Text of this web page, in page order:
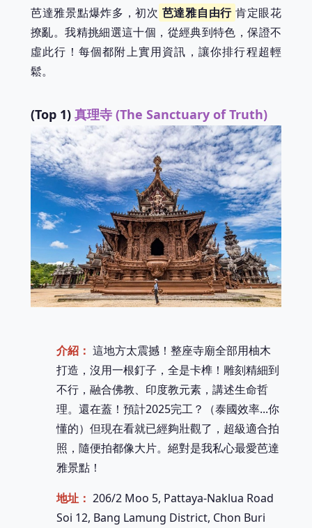
芭達雅景點爆炸多，初次 芭達雅自由行 肯定眼花
撩亂。我精挑細選這十個，從經典到特色，保證不
虛此行！每個都附上實用資訊，讓你排行程超輕
鬆。
(Top 1) 真理寺 (The Sanctuary of Truth)
介紹： 這地方太震撼！整座寺廟全部用柚木
打造，沒用一根釘子，全是卡榫！雕刻精細到
不行，融合佛教、印度教元素，講述生命哲
理。還在蓋！預計2025完工？（泰國效率...你
懂的）但現在看就已經夠壯觀了，超級適合拍
照，隨便拍都像大片。絕對是我私心最愛芭達
雅景點！
地址： 206/2 Moo 5, Pattaya-Naklua Road
Soi 12, Bang Lamung District, Chon Buri